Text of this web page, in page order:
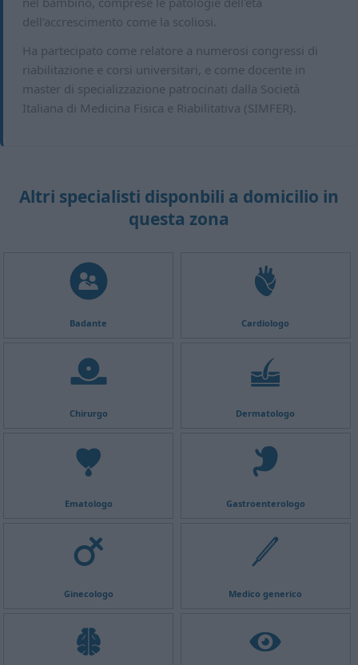
dell'accrescimento come la scoliosi.
Ha partecipato come relatore a numerosi congressi di
riabilitazione e corsi universitari, e come docente in
master di specializzazione patrocinati dalla Società
Italiana di Medicina Fisica e Riabilitativa (SIMFER).
Altri specialisti disponbili a domicilio in
questa zona
Badante Cardiologo
Chirurgo Dermatologo
Ematologo Gastroenterologo
Ginecologo Medico generico